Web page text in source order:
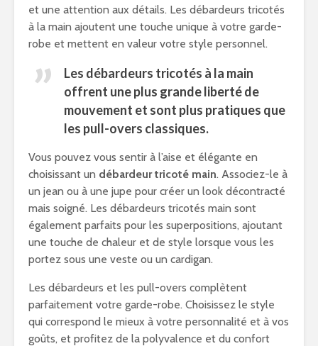
et une attention aux détails. Les débardeurs tricotés
à la main ajoutent une touche unique à votre garde-
robe et mettent en valeur votre style personnel.
Les débardeurs tricotés à la main
offrent une plus grande liberté de
mouvement et sont plus pratiques que
les pull-overs classiques.
Vous pouvez vous sentir à l’aise et élégante en
choisissant un débardeur tricoté main. Associez-le à
un jean ou à une jupe pour créer un look décontracté
mais soigné. Les débardeurs tricotés main sont
également parfaits pour les superpositions, ajoutant
une touche de chaleur et de style lorsque vous les
portez sous une veste ou un cardigan.
Les débardeurs et les pull-overs complètent
parfaitement votre garde-robe. Choisissez le style
qui correspond le mieux à votre personnalité et à vos
goûts, et profitez de la polyvalence et du confort